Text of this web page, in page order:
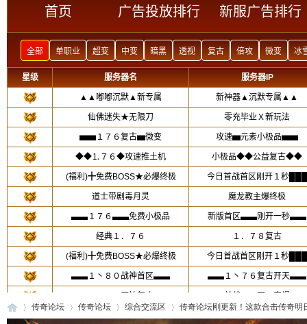
传奇论坛 传奇论坛 综合交流区 传奇论坛刚更新！这款合击传奇明